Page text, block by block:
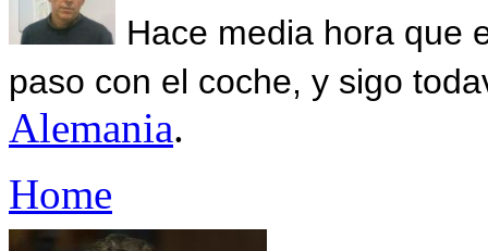
Hace media hora que
paso con el coche, y sigo
Alemania.
Home